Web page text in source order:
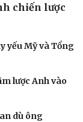
chiến lược
yếu Mỹ và Tổng
lược Anh vào
dù ông